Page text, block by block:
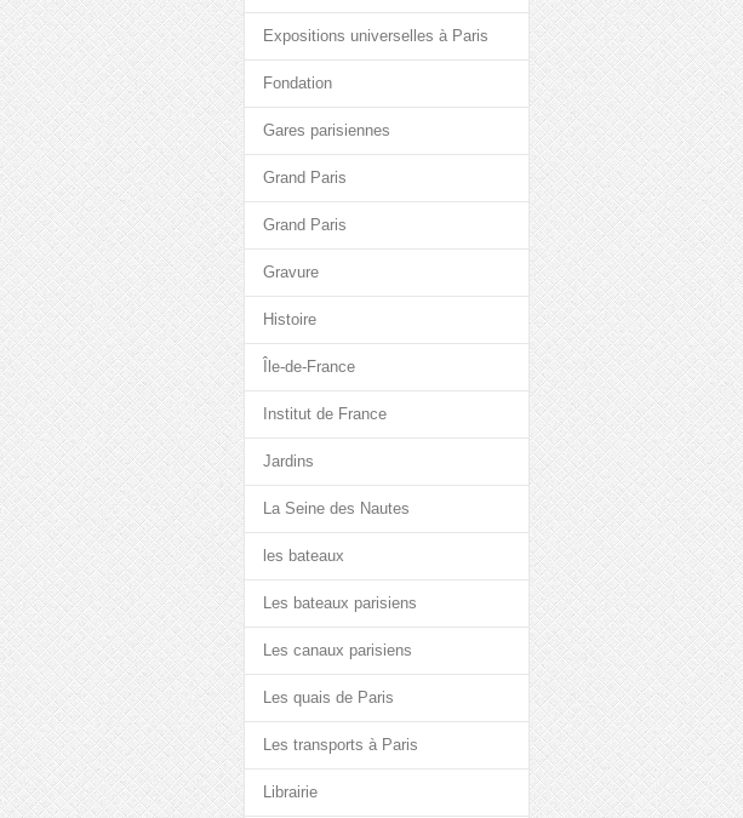
Expositions universelles à Paris
Fondation
Gares parisiennes
Grand Paris
Grand Paris
Gravure
Histoire
Île-de-France
Institut de France
Jardins
La Seine des Nautes
les bateaux
Les bateaux parisiens
Les canaux parisiens
Les quais de Paris
Les transports à Paris
Librairie